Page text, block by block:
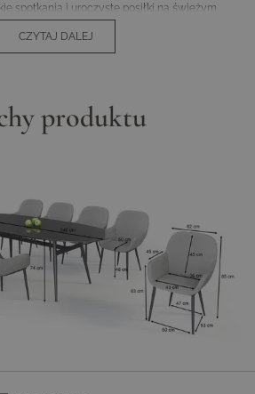
spotkania i uroczyste posiłki na świeżym
rama tworzy solidną, a jednocześnie
szarości. Podłokietniki zapewniają
zachęcają do relaksującego wypoczynku.
na tych stylowych meblach.
i designu z zestawem do jadalni Confort
krajobraz Twojego ogrodu, ale także
towarzyskości i dobrego samopoczucia.
dla swojej przestrzeni zewnętrznej i daj się
i elegancji. (Ilustracja podobna)
CZYTAJ DALEJ
produktu